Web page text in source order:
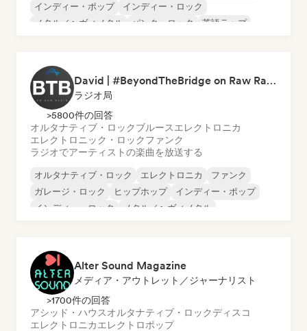
インディー・ポップ
インディー・ロック
メタル／ヘヴィメタル
パンク・ロック 英語ラップ
David | #BeyondTheBridge on Raw Radio |
ラジオ局
>5800件の回答
オルタナティブ・ロックブルースエレクトロニカ
エレクトロニック・ロックファンク
ラジオでアーティストの楽曲を放送する
オルタナティブ・ロック エレクトロニカ
ファンク
ガレージ・ロック
ヒップホップ
インディー・ポップ
インディー・ロック
メタル／ヘヴィメタル
Alter Sound Magazine
メディア・アウトレット／ジャーナリスト
>1700件の回答
アシッド・ハウスオルタナティブ・ロックディスコ
エレクトロニカエレクトロポップ